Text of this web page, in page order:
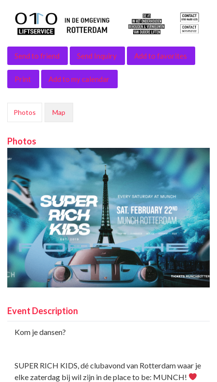
Send to friend Send Inquiry Add to favorites
Print Add to my calendar
Photos Map
Photos
Event Description
Kom je dansen?
SUPER RICH KIDS, dé clubavond van Rotterdam waar je
elke zaterdag bij wil zijn in de place to be: MUNCH!